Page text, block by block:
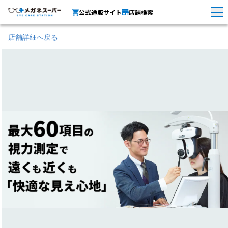
公式通販サイト 店舗検索
店舗詳細へ戻る